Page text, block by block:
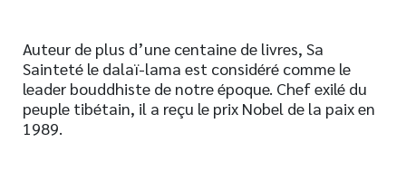
Vie pratique
Finances
Nouveautés
Auteur de plus d’une centaine de livres, Sa
Sainteté le dalaï-lama est considéré comme le
leader bouddhiste de notre époque. Chef exilé du
peuple tibétain, il a reçu le prix Nobel de la paix en
1989.